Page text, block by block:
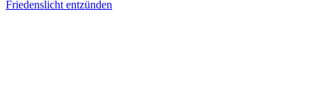
Friedenslicht entzünden